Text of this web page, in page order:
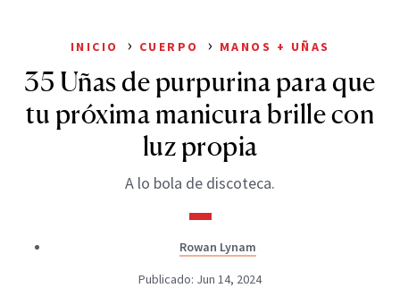
INICIO › CUERPO › MANOS + UÑAS
35 Uñas de purpurina para que
tu próxima manicura brille con
luz propia
A lo bola de discoteca.
Rowan Lynam
Publicado: Jun 14, 2024